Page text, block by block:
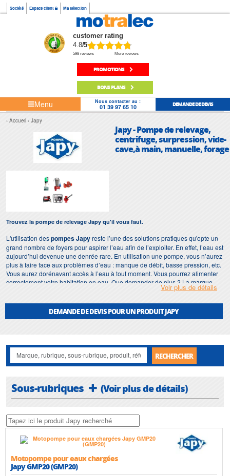
Société Espace client Ma sélection
customer rating
4.8/5
598 reviews More reviews
PROMOTIONS
BONS PLANS
Menu Nous contacter au :
01 39 97 65 10 DEMANDE DE DEVIS
Accueil Japy
Japy - Pompe de relevage,
centrifuge, surpression, vide-
cave,à main, manuelle, forage
Trouvez la pompe de relevage Japy qu'il vous faut.
L'utilisation despompes Japyreste l’une des solutions pratiques qu'opte un
grand nombre de foyers pour aspirer l’eau afin de l’exploiter. En effet, l’eau est
aujourd’hui devenue une denrée rare. En utilisation une pompe, vous n’aurez
plus à faire face aux problèmes d’eau : manque de débit, basse pression, etc.
Vous aurez dorénavant accès à l’eau à tout moment. Vous pourrez alimenter
correctement votre habitation en eau. Que demander de plus ? La marque
reste parmi les meilleures à envisager si vous avez envie
en Franche-Comté. Elle fut fondée en 1777 par Frédéric Japy.
maritime, en passant par la gamme de pompes ATEX et la célèbre pompe
manuelleJapyà usage domestique, vous trouverez chezJapyl’univers de la
pompe à portée de main. À noter que l’entreprise ne cesse de se développer
des pompes de qualité d’exception pour répondre efficacement aux besoins
des utilisateurs.Japypropose diverses pompes utiles pour divers secteurs
Voir plus de détails
DEMANDE DE DEVIS POUR UN PRODUIT JAPY
RECHERCHER
Sous-rubriques (Voir plus de détails)
Motopompe pour eaux chargées
Japy GMP20 (GMP20)